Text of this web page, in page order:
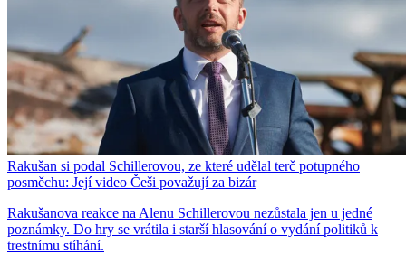
Rakušan si podal Schillerovou, ze které udělal terč potupného
posměchu: Její video Češi považují za bizár
Rakušanova reakce na Alenu Schillerovou nezůstala jen u jedné
poznámky. Do hry se vrátila i starší hlasování o vydání politiků k
trestnímu stíhání.